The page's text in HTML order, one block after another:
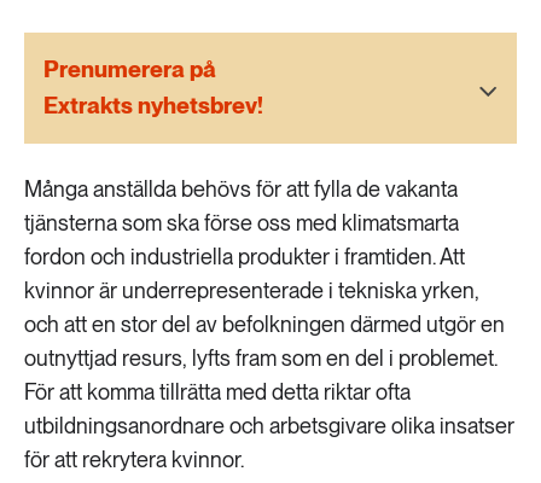
Transport
473 ARTIKLAR
Prenumerera på
Extrakts nyhetsbrev!
Många anställda behövs för att fylla de vakanta
tjänsterna som ska förse oss med klimatsmarta
fordon och industriella produkter i framtiden. Att
kvinnor är underrepresenterade i tekniska yrken,
och att en stor del av befolkningen därmed utgör en
outnyttjad resurs, lyfts fram som en del i problemet.
För att komma tillrätta med detta riktar ofta
utbildningsanordnare och arbetsgivare olika insatser
för att rekrytera kvinnor.